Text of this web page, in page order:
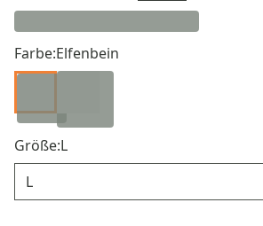
Farbe:Elfenbein
Größe:L